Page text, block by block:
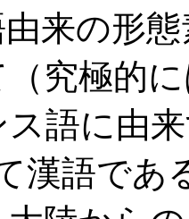
来の形
究極的
語に由
漢語であ